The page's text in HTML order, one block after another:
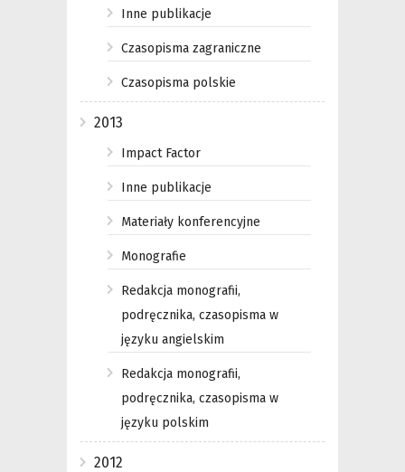
Inne publikacje
Czasopisma zagraniczne
Czasopisma polskie
2013
Impact Factor
Inne publikacje
Materiały konferencyjne
Monografie
Redakcja monografii,
podręcznika, czasopisma w
języku angielskim
Redakcja monografii,
podręcznika, czasopisma w
języku polskim
2012